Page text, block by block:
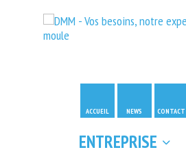
ENTREPRISE
ACCUEIL NEWS CONTACT